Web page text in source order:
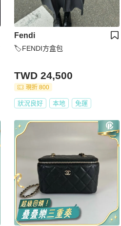
Fendi
🏷FENDI方盒包
TWD 24,500
現折 800
狀況良好 本地 免運